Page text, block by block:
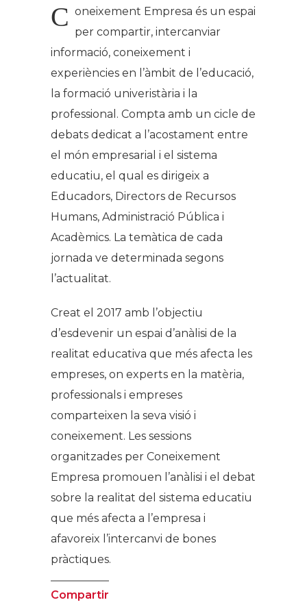
C oneixement Empresa és un espai
per compartir, intercanviar
informació, coneixement i
experiències en l’àmbit de l’educació,
la formació univeristària i la
professional. Compta amb un cicle de
debats dedicat a l’acostament entre
el món empresarial i el sistema
educatiu, el qual es dirigeix a
Educadors, Directors de Recursos
Humans, Administració Pública i
Acadèmics. La temàtica de cada
jornada ve determinada segons
l’actualitat.
Creat el 2017 amb l’objectiu
d’esdevenir un espai d’anàlisi de la
realitat educativa que més afecta les
empreses, on experts en la matèria,
professionals i empreses
comparteixen la seva visió i
coneixement. Les sessions
organitzades per Coneixement
Empresa promouen l’anàlisi i el debat
sobre la realitat del sistema educatiu
que més afecta a l’empresa i
afavoreix l’intercanvi de bones
pràctiques.
Compartir